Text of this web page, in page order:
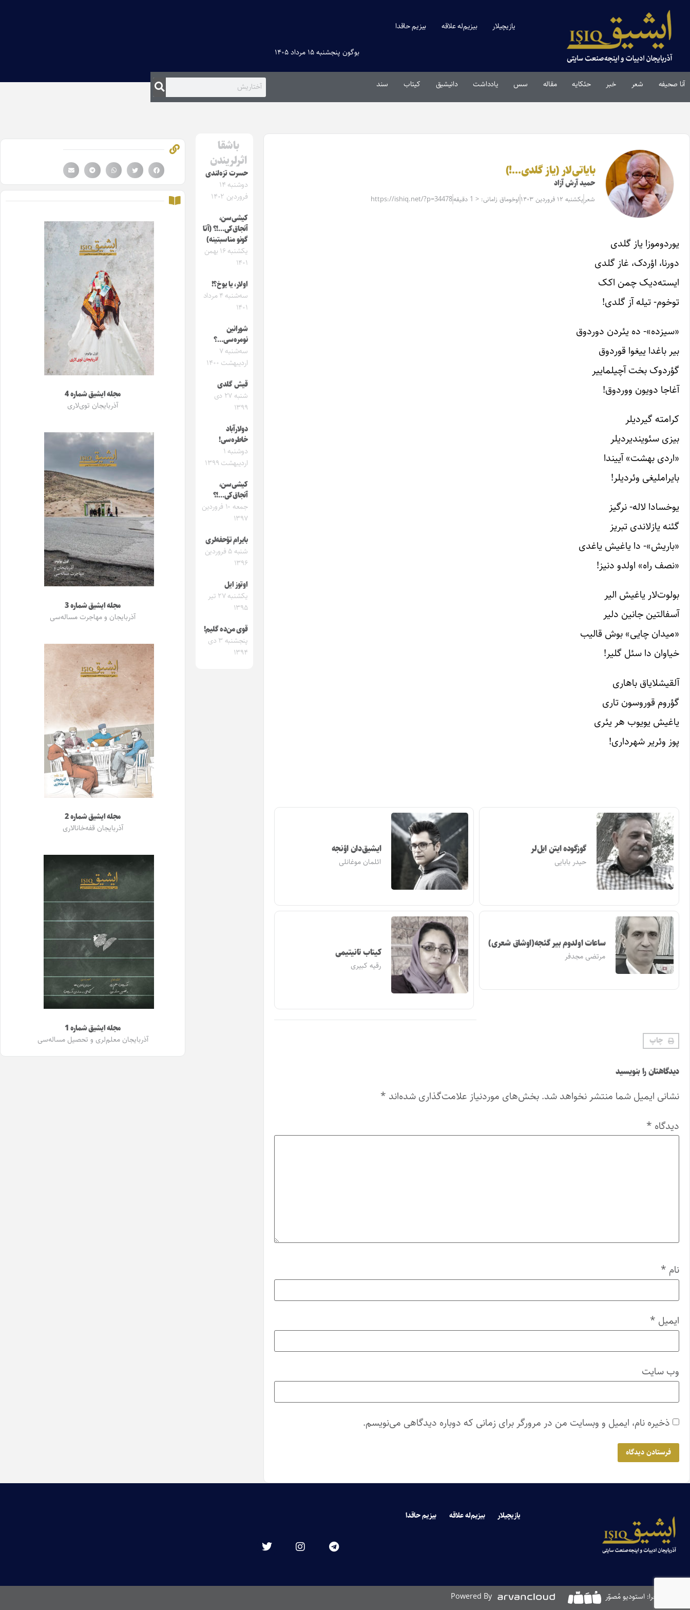
یازیچیلار بیزیم‌له علاقه بیزیم حاقدا
بوگون پنجشنبه ۱۵ مرداد ۱۴۰۵
آنا صحیفه شعر خبر حئکایه مقاله‌ سس یادداشت دانیشیق کیتاب سند
بایاتی‌لار (یاز گلدی…!)
حمید آرش آزاد
شعر یکشنبه ۱۲ فروردین ۱۴۰۳ اوخوماق زامانی: < 1 دقیقه https://ishiq.net/?p=34478
یوردوموزا یاز گلدی
دورنا، اؤردک، غاز گلدی
ایسته‌دیک چمن اکک
توخوم- تیله آز گلدی!
«سیزده»- ده یئردن دوردوق
بیر باغدا ییغوا قوردوق
گؤردوک بخت آچیلماییر
آغاجا دویون ووردوق!
کرامته گیردیلر
بیزی سئویندیردیلر
«اردی بهشت» آییندا
بایراملیغی وئردیلر!
یوخسادا لاله- نرگیز
گئنه یازلاندی تبریز
«باریش»- دا یاغیش یاغدی
«نصف راه» اولدو دنیز!
بولوت‌لار یاغیش الیر
آسفالتین جانین دلیر
«میدان چایی» بوش قالیب
خیاوان دا سئل گلیر!
آلقیشلایاق باهاری
گؤروم قوروسون تاری
یاغیش یویوب هر یئری
پوز وئریر شهرداری!
گوزگوده ایتن ایل‌لر
حیدر بابایی
ایشیق‌دان اؤنجه
ائلمان موغانلی
ساعات اولدوم بیر گئجه(اوشاق شعری)
مرتضی مجدفر کیتاب تانیتیمی
رقیه کبیری
چاپ
دیدگاهتان را بنویسید
نشانی ایمیل شما منتشر نخواهد شد. بخش‌های موردنیاز علامت‌گذاری شده‌اند *
دیدگاه *
نام *
ایمیل *
وب‌ سایت
ذخیره نام، ایمیل و وبسایت من در مرورگر برای زمانی که دوباره دیدگاهی می‌نویسم.
باشقا
اثرلریندن
حسرت تزه‌لندی
دوشنبه ۱۴
فروردین ۱۴۰۲
کیشی‌سن،
آنجاق‌کی…!؟ (آتا
گونو مناسبتینه)
یکشنبه ۱۶ بهمن
۱۴۰۱
اولار، یا یوخ؟!
سه‌شنبه ۴ مرداد
۱۴۰۱
شورانین
نومره‌سی…؟
سه‌شنبه ۷
اردیبهشت ۱۴۰۰
قیش گلدی
شنبه ۲۷ دی
۱۳۹۹
دولارآباد
خاطره‌سی!
دوشنبه ۱
اردیبهشت ۱۳۹۹
کیشی‌سن،
آنجاق‌کی…!؟
جمعه ۱۰ فروردین
۱۳۹۷
بایرام تؤحفه‌لری
شنبه ۵ فروردین
۱۳۹۶
اوتوز ایل
یکشنبه ۲۷ تیر
۱۳۹۵
قوی من‌ده گلیم!
پنجشنبه ۳ دی
۱۳۹۴
مجله ایشیق شماره 4
آذربایجان توی‌لاری
مجله ایشیق شماره 3
آذربایجان و مهاجرت مساله‌سی
مجله ایشیق شماره 2
آذربایجان قفه‌خانالاری
مجله ایشیق شماره 1
آذربایجان معلم‌لری و تحصیل مساله‌سی
یازیچیلار بیزیم‌له علاقه بیزیم حاقدا
طراحی و اجرا: استودیو مُصوّر Powered By